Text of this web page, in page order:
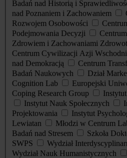
Badań nad Historią i
nad Poznaniem i Zachowaniem
Rozwojem Osobowości
Podejmowania Decyzji
Zdrowiem i Zachowaniami
Centrum Cywilizacji Azji
nad Demokracją
Centrum
Badań Naukowych
Dział
Cognition Lab
Europejski
Coping Research Group
Instytut Nauk Społecznych
Projektowania
Instytut
Lewiatan
Młodzi w Centrum
Badań nad Stresem
Szkoła
SWPS
Wydział
Wydział Nauk Humanistycznych